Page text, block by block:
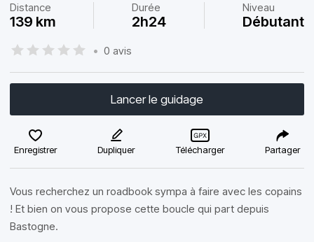
Distance
139 km
Durée
2h24
Niveau
Débutant
• 0 avis
Lancer le guidage
Enregistrer Dupliquer Télécharger Partager
Vous recherchez un roadbook sympa à faire avec les copains
! Et bien on vous propose cette boucle qui part depuis
Bastogne.